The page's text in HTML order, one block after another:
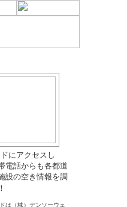
にアクセスし
電話からも各都道
設の空き情報を調
は（株）デンソーウェ